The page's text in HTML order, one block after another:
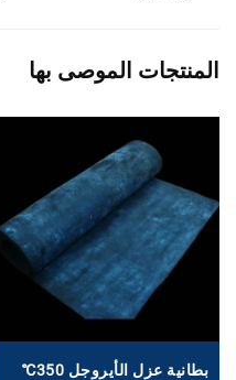
المنتجات الموصى بها
بطانية عزل الأيروجل 350℃